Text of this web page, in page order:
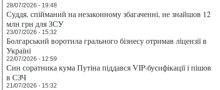
28/07/2026 - 19:48
Суддя, спійманий на незаконному збагаченні, не знайшов 12
млн грн для ЗСУ
23/07/2026 - 15:32
Болгарський воротила грального бізнесу отримав ліцензії в
Україні
22/07/2026 - 12:59
Син соратника кума Путіна піддався VIP-бусифікації і пішов
в СЗЧ
21/07/2026 - 15:32